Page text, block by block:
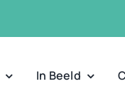
In Beeld